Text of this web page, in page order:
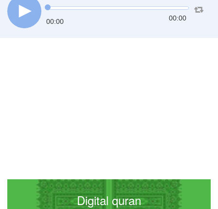
00:00 00:00
Digital quran